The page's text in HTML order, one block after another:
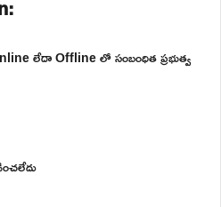
లేదా Offline లో సంబంధిత ప్రభుత్వ